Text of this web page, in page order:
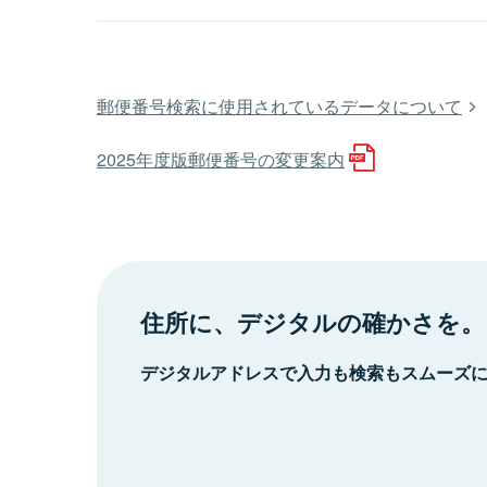
郵便番号検索に使用されているデータについて
2025年度版郵便番号の変更案内
住所に、デジタルの確かさを。
デジタルアドレスで入力も検索もスムーズ